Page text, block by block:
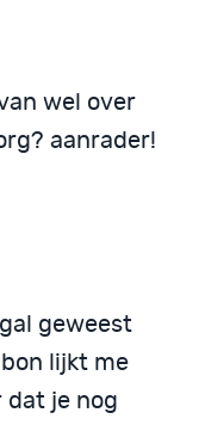
wel over
aanrader!
geweest
lijkt me
dat je nog